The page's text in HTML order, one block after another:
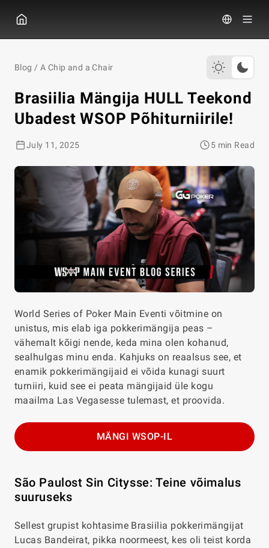
Blog / A Chip and a Chair
Brasiilia Mängija HULL Teekond
Ubadest WSOP Põhiturniirile!
July 11, 2025 5 min Read
World Series of Poker Main Eventi võitmine on
unistus, mis elab iga pokkerimängija peas –
vähemalt kõigi nende, keda mina olen kohanud,
sealhulgas minu enda. Kahjuks on reaalsus see, et
enamik pokkerimängijaid ei võida kunagi suurt
turniiri, kuid see ei peata mängijaid üle kogu
maailma Las Vegasesse tulemast, et proovida.
MÄNGI WSOP-IL
São Paulost Sin Citysse: Teine võimalus
suuruseks
Sellest grupist kohtasime Brasiilia pokkerimängijat
Lucas Bandeirat, pikka noormeest, kes oli teist korda